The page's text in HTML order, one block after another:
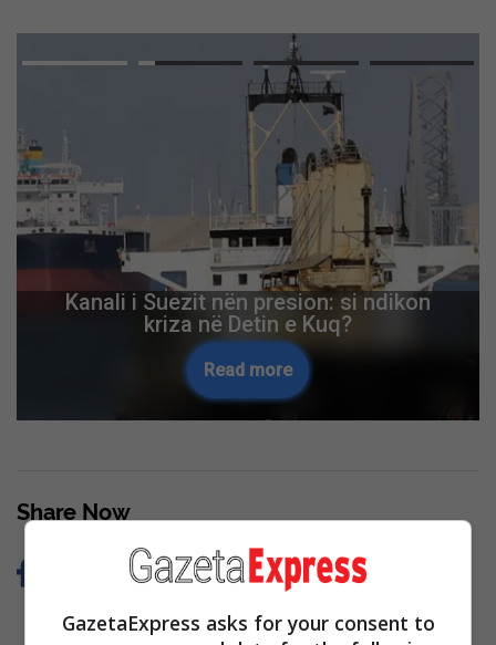
Kanali i Suezit nën presion: si ndikon
kriza në Detin e Kuq?
Read more
Share Now
GazetaExpress asks for your consent to